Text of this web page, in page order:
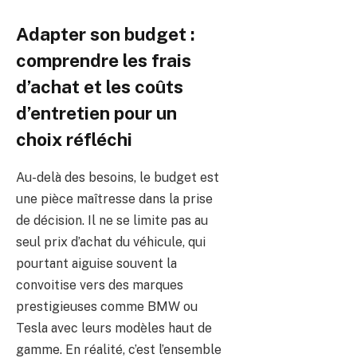
Adapter son budget :
comprendre les frais
d’achat et les coûts
d’entretien pour un
choix réfléchi
Au-delà des besoins, le budget est
une pièce maîtresse dans la prise
de décision. Il ne se limite pas au
seul prix d’achat du véhicule, qui
pourtant aiguise souvent la
convoitise vers des marques
prestigieuses comme BMW ou
Tesla avec leurs modèles haut de
gamme. En réalité, c’est l’ensemble